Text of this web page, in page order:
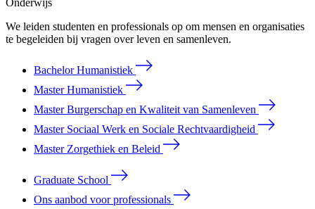
Onderwijs
We leiden studenten en professionals op om mensen en organisaties
te begeleiden bij vragen over leven en samenleven.
Bachelor Humanistiek
Master Humanistiek
Master Burgerschap en Kwaliteit van Samenleven
Master Sociaal Werk en Sociale Rechtvaardigheid
Master Zorgethiek en Beleid
Graduate School
Ons aanbod voor professionals